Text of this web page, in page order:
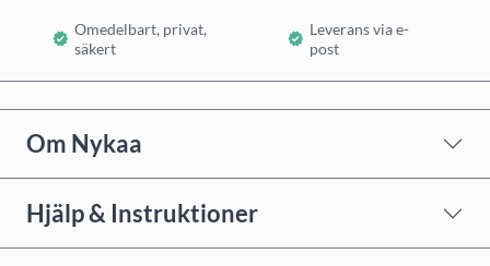
Omedelbart, privat,
säkert
Leverans via e-
post
Om Nykaa
Hjälp & Instruktioner